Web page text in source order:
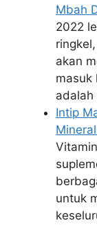
Mbah
2022
akan
masuk
Intip
untuk